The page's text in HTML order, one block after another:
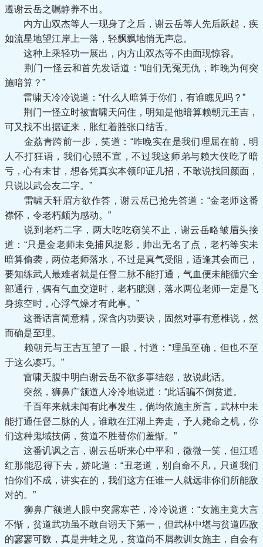
遵谢云岳之嘱静养不出。
内方山双杰等人一现身了之后，谢云岳等人先后跃起，疾
如流星地望江岸上一落，轻飘飘地悄无声息。
这种上乘轻功一展出，内方山双杰等不由面现惊容。
荆门一怪云和首先发话道：“咱们无冤无仇，昨晚为何突
施暗算？”
雷啸天冷冷说道：“什么人暗算于你们，有谁瞧见吗？”
荆门一怪立时被雷啸天问住，明知是他暗算赖朝元王吉，
可又找不出据证来，胀红着胜张口结舌。
金荔青跨前一步，笑道：“昨晚实在是我们理屈在前，明
人不打狂语，我们心照不宣，不过我这师弟与赖大侠吃了暗
亏，心有未甘，想各凭真实本领印证几招，不敢说找回颜面，
只说以武会友二字。”
雷啸天轩眉方欲作答，谢云岳已抢先答道：“金老师这番
襟怀，令老朽颇为感动。”
说到老朽二字，两大吃吃窃笑不止，谢云岳略皱眉头接
道：“只是金老师未免捕风捉影，帅出无名了点，老朽等实未
暗算偷袭，两位老师落水，不过是真气受阻，适逢其会而已，
要知练武人最难者就是任督二脉不能打通，气血便未能循穴全
部通行，偶有气血交逆时，老朽臆测，落水两位老师一定是飞
身掠空时，心浮气燥才有此事。”
这番话言简意精，深含内功要诀，固然对事有意椎说，然
而确是至理。
赖朝元与王吉互望了一眼，忖道：“理虽至确，但也不至
于这么凑巧。”
雷啸天腹中明白谢云岳不欲多事结怨，故说此话。
突然，狮鼻广颔道人冷冷地说道：“此话骗不倒贫道。
千百年来就未闻有此事发生，倘均依施主所言，武林中未
能打通任督二脉的人，谁敢在江湖上奔走，予人毙命之机，你
们这种鬼域技俩，贫道不胜替你们羞惭。”
这番讥讽之言，谢云岳听来心中平和，微微一笑，但江瑶
红那能忍得下去，娇叱道：“丑老道，别自命不凡，只道我们
怕你们不成，讲实在的，我们这方任谁一人就远非你们所能敌
对的。”
狮鼻广额道人眼中突露寒芒，冷冷说道：“女施主竟大言
不惭，贫道武功虽不敢自诩天下第一，但武林中堪与贫道匹敌
的寥寥可数，真是井蛙之见，贫道尚不屑教训女施主，自会有